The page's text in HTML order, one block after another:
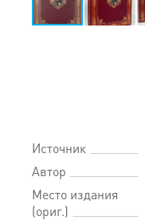
Источник
Автор
Место издания
(ориг.)